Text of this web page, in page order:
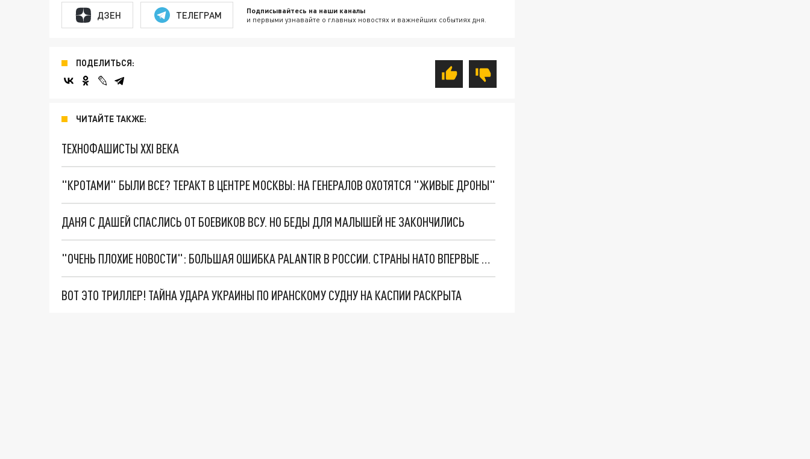
ДЗЕН ТЕЛЕГРАМ Подписывайтесь на наши каналы
и первыми узнавайте о главных новостях и важнейших событиях дня.
ПОДЕЛИТЬСЯ:
ЧИТАЙТЕ ТАКЖЕ:
ТЕХНОФАШИСТЫ XXI ВЕКА
"КРОТАМИ" БЫЛИ ВСЕ? ТЕРАКТ В ЦЕНТРЕ МОСКВЫ: НА ГЕНЕРАЛОВ ОХОТЯТСЯ "ЖИВЫЕ ДРОНЫ"
ДАНЯ С ДАШЕЙ СПАСЛИСЬ ОТ БОЕВИКОВ ВСУ. НО БЕДЫ ДЛЯ МАЛЫШЕЙ НЕ ЗАКОНЧИЛИСЬ
"ОЧЕНЬ ПЛОХИЕ НОВОСТИ": БОЛЬШАЯ ОШИБКА PALANTIR В РОССИИ. СТРАНЫ НАТО ВПЕРВЫЕ ЗА СВО ОСТАНОВИЛИ ПОСТАВКИ ОРУЖИЯ. ВСУ ТЕРЯЮТ ПРИГРАНИЧЬЕ?
ВОТ ЭТО ТРИЛЛЕР! ТАЙНА УДАРА УКРАИНЫ ПО ИРАНСКОМУ СУДНУ НА КАСПИИ РАСКРЫТА